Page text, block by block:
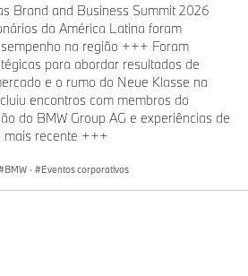
Brand and Business Summit 2026
da América Latina foram
na região +++ Foram
para abordar resultados de
e o rumo do Neue Klasse na
encontros com membros do
do BMW Group AG e experiências de
mais recente +++
BMW · Eventos corporativos